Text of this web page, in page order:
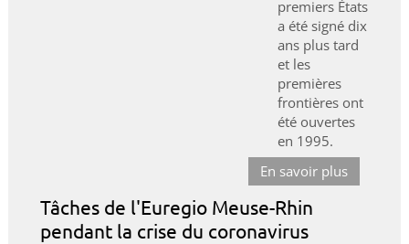
premiers États
a été signé dix
ans plus tard
et les
premières
frontières ont
été ouvertes
en 1995.
En savoir plus
Tâches de l'Euregio Meuse-Rhin
pendant la crise du coronavirus